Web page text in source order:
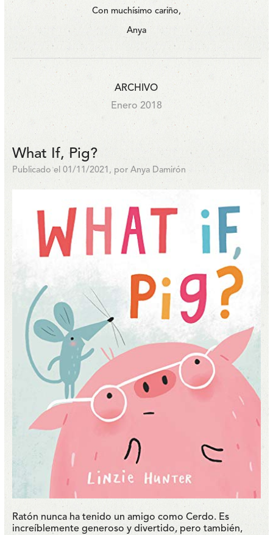
Con muchísimo cariño,
Anya
ARCHIVO
Enero 2018
What If, Pig?
Publicado el 01/11/2021, por Anya Damirón
Ratón nunca ha tenido un amigo como Cerdo. Es
increíblemente generoso y divertido, pero también,